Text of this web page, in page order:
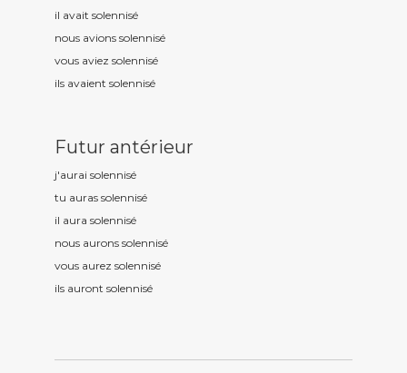
il avait solennisé
nous avions solennisé
vous aviez solennisé
ils avaient solennisé
Futur antérieur
j'aurai solennisé
tu auras solennisé
il aura solennisé
nous aurons solennisé
vous aurez solennisé
ils auront solennisé